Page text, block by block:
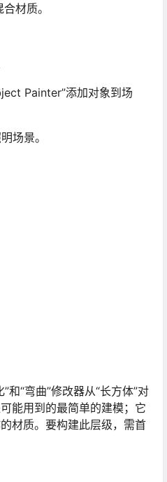
材质。
Painter”添加对象到场
场景。
和“弯曲”修改器从“长方体”对
能用到的最简单的建模；它
材质。要构建此层级，需首